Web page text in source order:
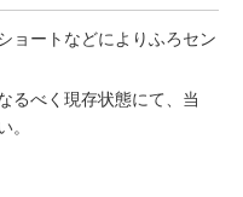
ョートなどによりふろセン
るべく現存状態にて、当
。